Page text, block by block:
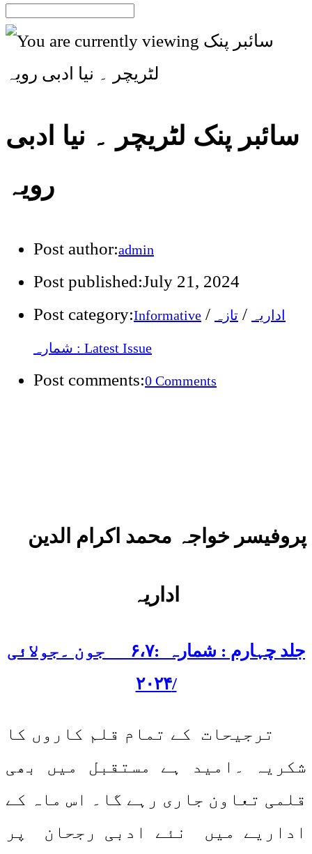
سائبر پنک لٹریچر ۔ نیا ادبی
رویہ
Post author:admin
Post published:July 21, 2024
Post category:Informative / اداریہ / تازہ
شمارہ : Latest Issue
Post comments:0 Comments
پروفیسر خواجہ محمد اکرام الدین
اداریہ
جلد چہارم : شمارہ :۶،۷ جون ۔جولائی
/۲۰۲۴
ترجیحات کے تمام قلم کاروں کا
شکریہ ۔امید ہے مستقبل میں بھی
قلمی تعاون جاری رہے گا۔ اس ماہ کے
اداریے میں نئے ادبی رجحان پر